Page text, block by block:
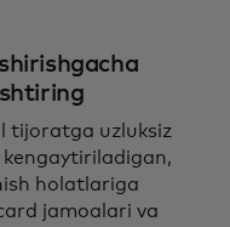
tijoratga uzluksiz
holatlariga
jamoalari va